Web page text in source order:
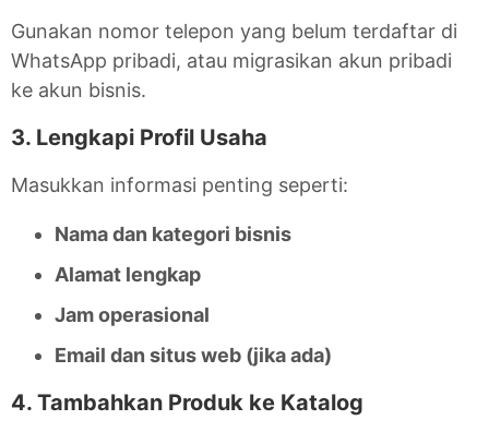
Gunakan nomor telepon yang belum terdaftar di
WhatsApp pribadi, atau migrasikan akun pribadi
ke akun bisnis.
3. Lengkapi Profil Usaha
Masukkan informasi penting seperti:
Nama dan kategori bisnis
Alamat lengkap
Jam operasional
Email dan situs web (jika ada)
4. Tambahkan Produk ke Katalog